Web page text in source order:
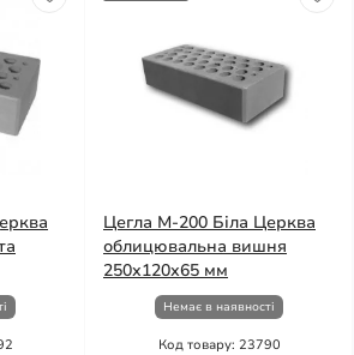
Цегла М-200 Біла Церква
облицювальна вишня
250х120х65 мм
Немає в наявності
Код товару: 23790